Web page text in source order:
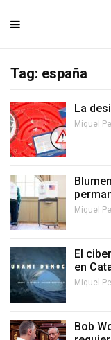
Tag: españa
La
Miquel
Miquel
El
en
Miquel
Bob